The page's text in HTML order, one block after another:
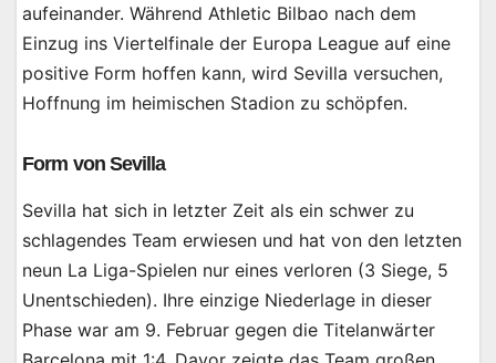
aufeinander. Während Athletic Bilbao nach dem
Einzug ins Viertelfinale der Europa League auf eine
positive Form hoffen kann, wird Sevilla versuchen,
Hoffnung im heimischen Stadion zu schöpfen.
Form von Sevilla
Sevilla hat sich in letzter Zeit als ein schwer zu
schlagendes Team erwiesen und hat von den letzten
neun La Liga-Spielen nur eines verloren (3 Siege, 5
Unentschieden). Ihre einzige Niederlage in dieser
Phase war am 9. Februar gegen die Titelanwärter